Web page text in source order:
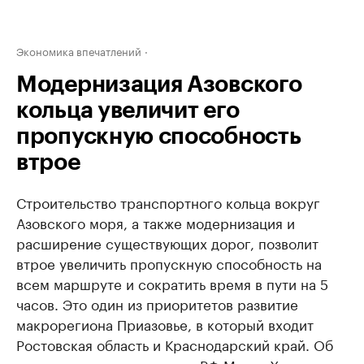
Экономика впечатлений
Модернизация Азовского
кольца увеличит его
пропускную способность
втрое
Строительство транспортного кольца вокруг
Азовского моря, а также модернизация и
расширение существующих дорог, позволит
втрое увеличить пропускную способность на
всем маршруте и сократить время в пути на 5
часов. Это один из приоритетов развитие
макрорегиона Приазовье, в который входит
Ростовская область и Краснодарский край. Об